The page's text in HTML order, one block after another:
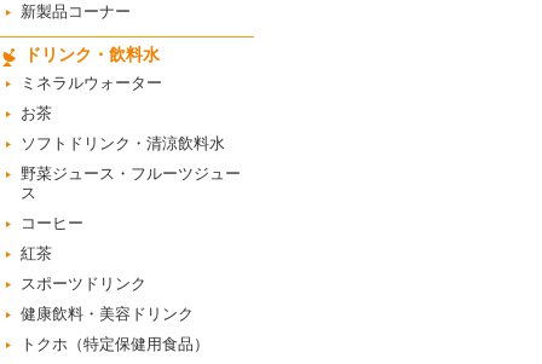
新製品コーナー
ドリンク・飲料水
ミネラルウォーター
お茶
ソフトドリンク・清涼飲料水
野菜ジュース・フルーツジュー
ス
コーヒー
紅茶
スポーツドリンク
健康飲料・美容ドリンク
トクホ（特定保健用食品）